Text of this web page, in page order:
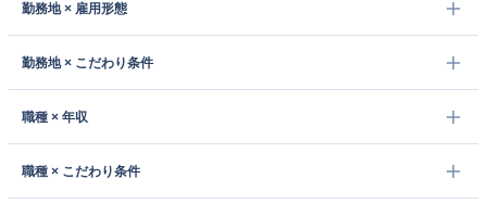
勤務地 × 雇用形態
勤務地 × こだわり条件
職種 × 年収
職種 × こだわり条件